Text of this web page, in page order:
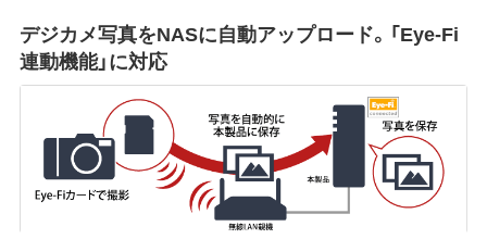
デジカメ写真をNASに自動アップロード。「Eye-Fi
連動機能」に対応